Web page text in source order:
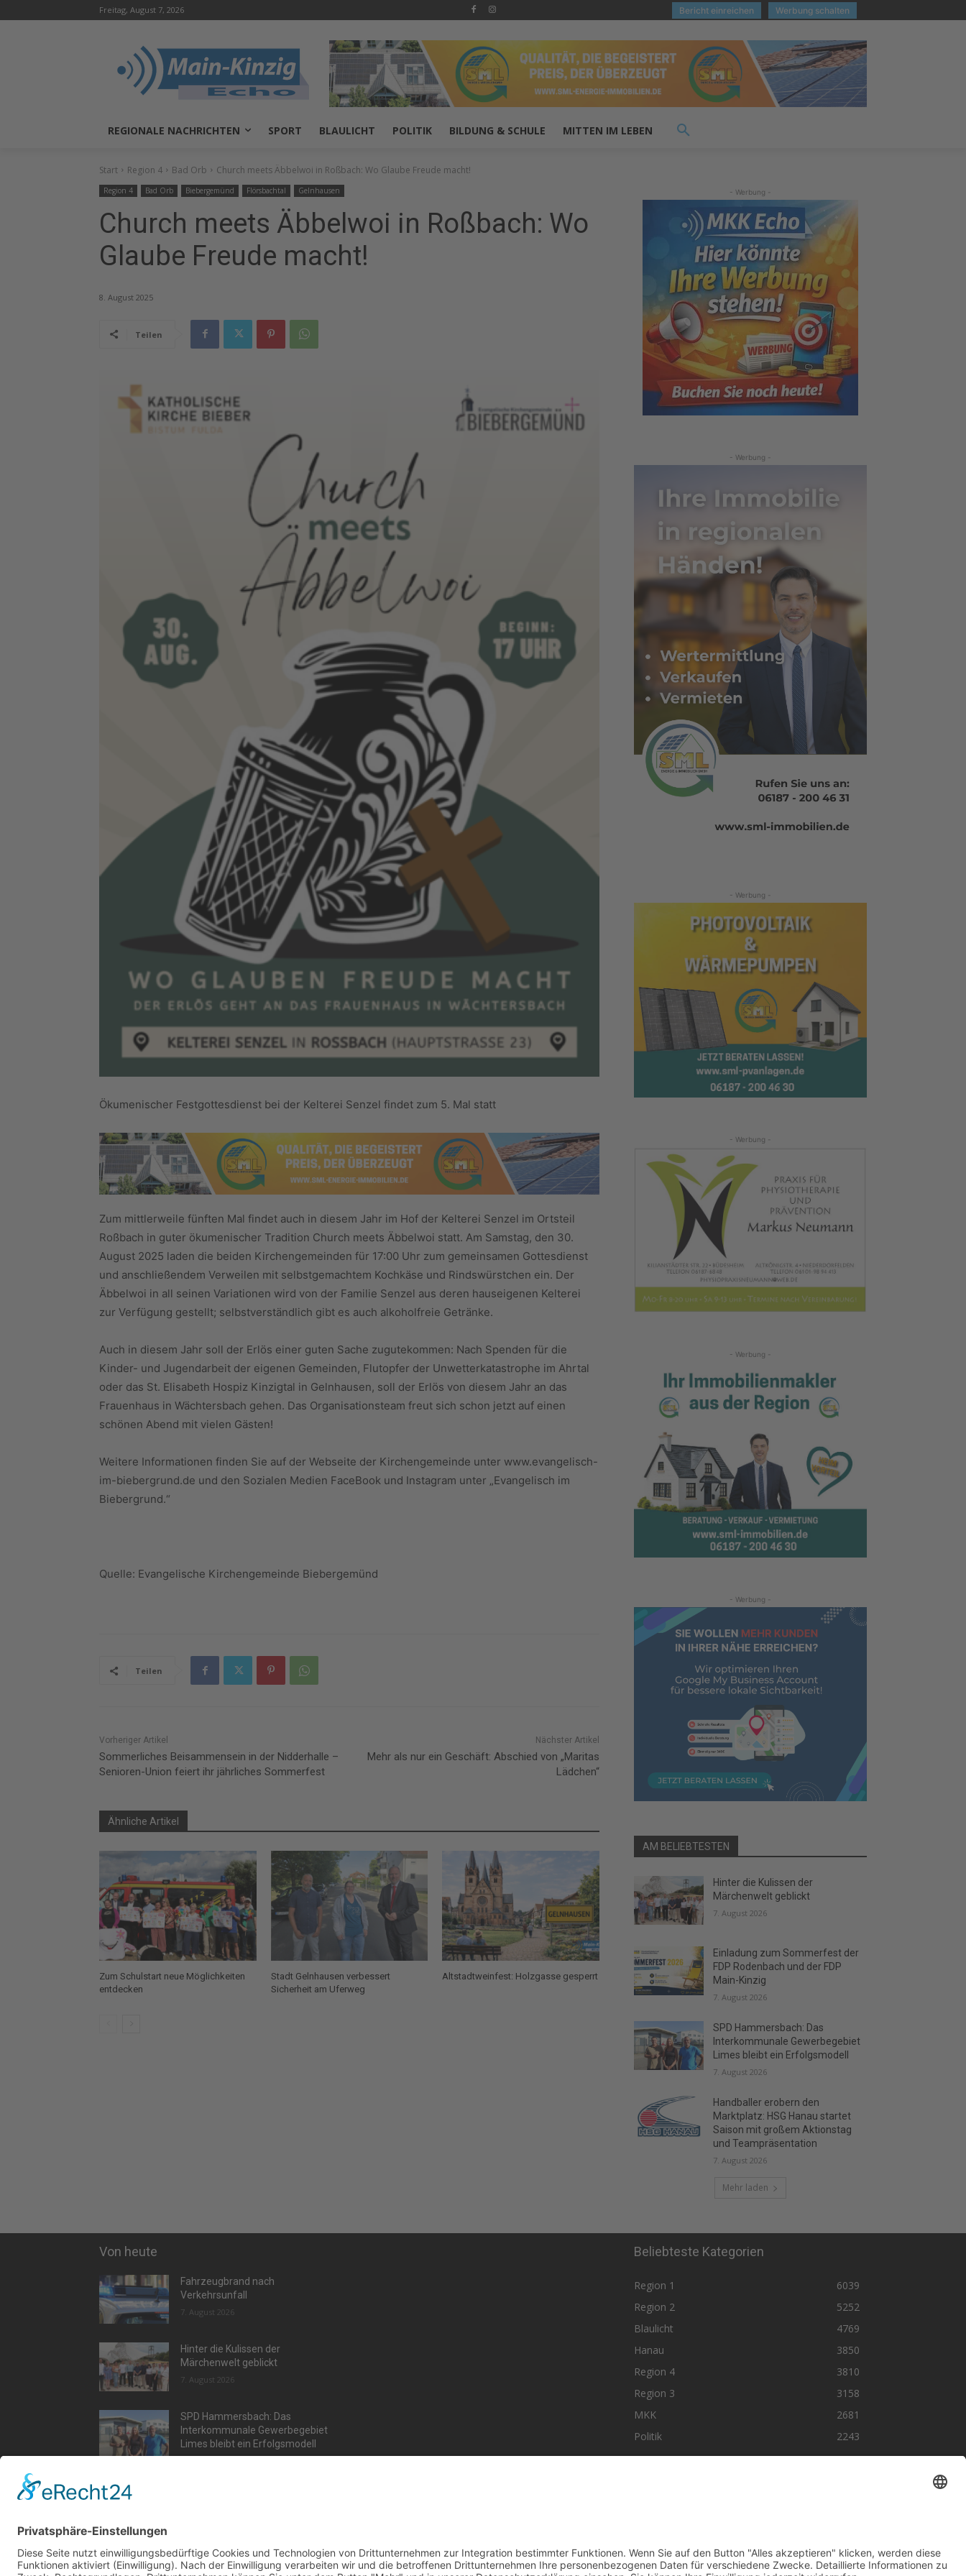
Freitag, August 7, 2026 Bericht einreichen Werbung schalten
REGIONALE NACHRICHTEN SPORT BLAULICHT POLITIK BILDUNG & SCHULE MITTEN IM LEBEN
Start Region 4 Bad Orb Church meets Äbbelwoi in Roßbach: Wo Glaube Freude macht!
Region 4 Bad Orb Biebergemünd Flörsbachtal Gelnhausen
Church meets Äbbelwoi in Roßbach: Wo
Glaube Freude macht!
8. August 2025
Teilen
Ökumenischer Festgottesdienst bei der Kelterei Senzel findet zum 5. Mal statt
Zum mittlerweile fünften Mal findet auch in diesem Jahr im Hof der Kelterei Senzel im Ortsteil
Roßbach in guter ökumenischer Tradition Church meets Äbbelwoi statt. Am Samstag, den 30.
August 2025 laden die beiden Kirchengemeinden für 17:00 Uhr zum gemeinsamen Gottesdienst
und anschließendem Verweilen mit selbstgemachtem Kochkäse und Rindswürstchen ein. Der
Äbbelwoi in all seinen Variationen wird von der Familie Senzel aus deren hauseigenen Kelterei
zur Verfügung gestellt; selbstverständlich gibt es auch alkoholfreie Getränke.
Auch in diesem Jahr soll der Erlös einer guten Sache zugutekommen: Nach Spenden für die
Kinder- und Jugendarbeit der eigenen Gemeinden, Flutopfer der Unwetterkatastrophe im Ahrtal
oder das St. Elisabeth Hospiz Kinzigtal in Gelnhausen, soll der Erlös von diesem Jahr an das
Frauenhaus in Wächtersbach gehen. Das Organisationsteam freut sich schon jetzt auf einen
schönen Abend mit vielen Gästen!
Weitere Informationen finden Sie auf der Webseite der Kirchengemeinde unter www.evangelisch-
im-biebergrund.de und den Sozialen Medien FaceBook und Instagram unter „Evangelisch im
Biebergrund.“
Quelle: Evangelische Kirchengemeinde Biebergemünd
Teilen
Vorheriger Artikel
Sommerliches Beisammensein in der Nidderhalle –
Senioren-Union feiert ihr jährliches Sommerfest
Nächster Artikel
Mehr als nur ein Geschäft: Abschied von „Maritas
Lädchen“
Ähnliche Artikel
Zum Schulstart neue Möglichkeiten
entdecken
Stadt Gelnhausen verbessert
Sicherheit am Uferweg
Altstadtweinfest: Holzgasse gesperrt
- Werbung -
- Werbung -
- Werbung -
- Werbung -
- Werbung -
- Werbung -
AM BELIEBTESTEN
Hinter die Kulissen der
Märchenwelt geblickt
7. August 2026
Einladung zum Sommerfest der
FDP Rodenbach und der FDP
Main-Kinzig
7. August 2026
SPD Hammersbach: Das
Interkommunale Gewerbegebiet
Limes bleibt ein Erfolgsmodell
7. August 2026
Handballer erobern den
Marktplatz: HSG Hanau startet
Saison mit großem Aktionstag
und Teampräsentation
7. August 2026
Mehr laden
Von heute
Fahrzeugbrand nach
Verkehrsunfall
7. August 2026
Hinter die Kulissen der
Märchenwelt geblickt
7. August 2026
SPD Hammersbach: Das
Interkommunale Gewerbegebiet
Limes bleibt ein Erfolgsmodell
Beliebteste Kategorien
Region 1
6039
Region 2
5252
Blaulicht
4769
Hanau
3850
Region 4
3810
Region 3
3158
MKK
2681
Politik
2243
Kontaktiere uns: team@mkk-echo.de
Folge uns auf SocialMedia